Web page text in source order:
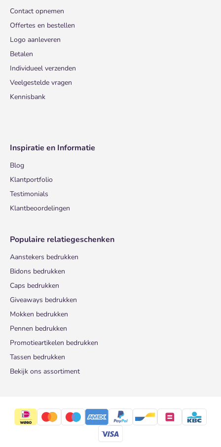
Contact opnemen
Offertes en bestellen
Logo aanleveren
Betalen
Individueel verzenden
Veelgestelde vragen
Kennisbank
Inspiratie en Informatie
Blog
Klantportfolio
Testimonials
Klantbeoordelingen
Populaire relatiegeschenken
Aanstekers bedrukken
Bidons bedrukken
Caps bedrukken
Giveaways bedrukken
Mokken bedrukken
Pennen bedrukken
Promotieartikelen bedrukken
Tassen bedrukken
Bekijk ons assortiment